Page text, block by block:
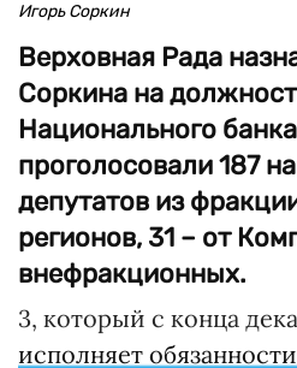
Игорь Соркин
Верховная Рада
Соркина на
Национального
проголосовали 187
депутатов из
регионов, 31 – от
внефракционных.
3, который с конца
исполняет